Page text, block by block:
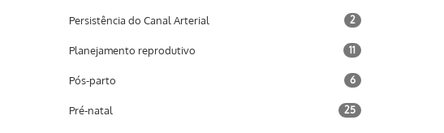
Persistência do Canal Arterial 2
Planejamento reprodutivo 11
Pós-parto 6
Pré-natal 25